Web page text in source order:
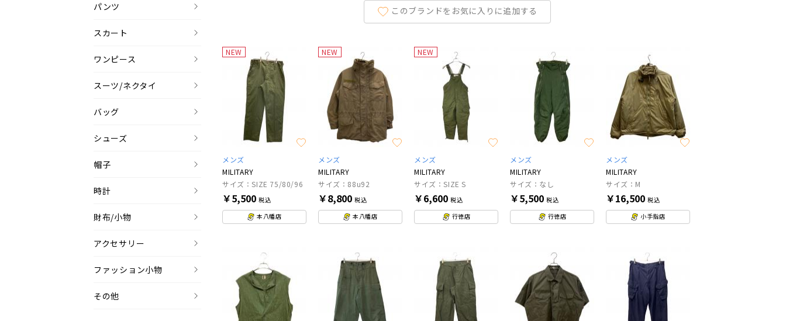
パンツ
スカート
ワンピース
スーツ/ネクタイ
バッグ
シューズ
帽子
時計
財布/小物
アクセサリー
ファッション小物
その他
このブランドをお気に入りに追加する
NEW
メンズ
MILITARY
サイズ：SIZE 75/80/96
￥5,500 税込
本八幡店
NEW
メンズ
MILITARY
サイズ：88u92
￥8,800 税込
本八幡店
NEW
メンズ
MILITARY
サイズ：SIZE S
￥6,600 税込
行徳店
メンズ
MILITARY
サイズ：なし
￥5,500 税込
行徳店
メンズ
MILITARY
サイズ：M
￥16,500 税込
小手指店